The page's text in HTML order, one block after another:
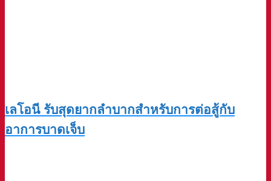
เลโอนี รับสุดยากลำบากสำหรับการต่อสู้กับ
อาการบาดเจ็บ